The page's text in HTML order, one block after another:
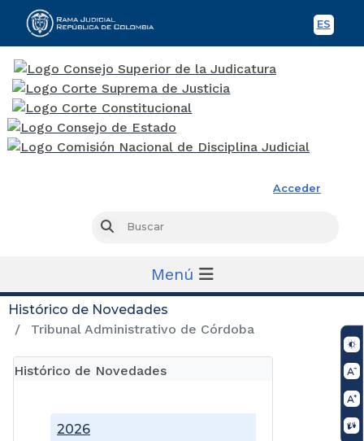
ES
Acceder
Buscar
Menú
Histórico de Novedades
Tribunal Administrativo de Córdoba
Histórico de Novedades
2026